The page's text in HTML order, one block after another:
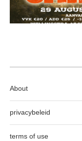
About
privacybeleid
terms of use